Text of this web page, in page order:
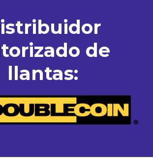
de
llantas: